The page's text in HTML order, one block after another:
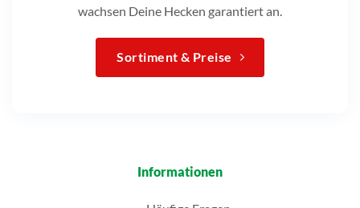
wachsen Deine Hecken garantiert an.
Sortiment & Preise
Informationen